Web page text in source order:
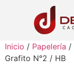
Inicio / Papelería /
Grafito N°2 / HB